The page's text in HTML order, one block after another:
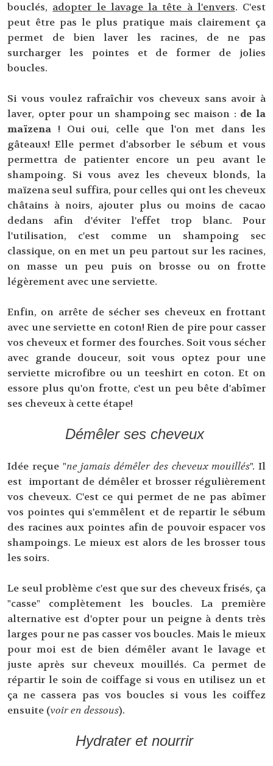
bouclés, adopter le lavage la tête à l'envers. C'est
peut être pas le plus pratique mais clairement ça
permet de bien laver les racines, de ne pas
surcharger les pointes et de former de jolies
boucles.
Si vous voulez rafraîchir vos cheveux sans avoir à
laver, opter pour un shampoing sec maison : de la
maïzena ! Oui oui, celle que l'on met dans les
gâteaux! Elle permet d'absorber le sébum et vous
permettra de patienter encore un peu avant le
shampoing. Si vous avez les cheveux blonds, la
maïzena seul suffira, pour celles qui ont les cheveux
châtains à noirs, ajouter plus ou moins de cacao
dedans afin d'éviter l'effet trop blanc. Pour
l'utilisation, c'est comme un shampoing sec
classique, on en met un peu partout sur les racines,
on masse un peu puis on brosse ou on frotte
légèrement avec une serviette.
Enfin, on arrête de sécher ses cheveux en frottant
avec une serviette en coton! Rien de pire pour casser
vos cheveux et former des fourches. Soit vous sécher
avec grande douceur, soit vous optez pour une
serviette microfibre ou un teeshirt en coton. Et on
essore plus qu'on frotte, c'est un peu bête d'abîmer
ses cheveux à cette étape!
Démêler ses cheveux
Idée reçue "ne jamais démêler des cheveux mouillés". Il
est important de démêler et brosser régulièrement
vos cheveux. C'est ce qui permet de ne pas abîmer
vos pointes qui s'emmêlent et de repartir le sébum
des racines aux pointes afin de pouvoir espacer vos
shampoings. Le mieux est alors de les brosser tous
les soirs.
Le seul problème c'est que sur des cheveux frisés, ça
"casse" complètement les boucles. La première
alternative est d'opter pour un peigne à dents très
larges pour ne pas casser vos boucles. Mais le mieux
pour moi est de bien démêler avant le lavage et
juste après sur cheveux mouillés. Ca permet de
répartir le soin de coiffage si vous en utilisez un et
ça ne cassera pas vos boucles si vous les coiffez
ensuite (voir en dessous).
Hydrater et nourrir